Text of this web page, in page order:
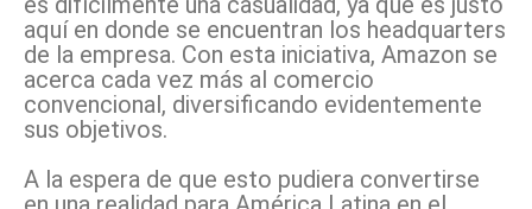
aquí en donde se encuentran los headquarters
de la empresa. Con esta iniciativa, Amazon se
acerca cada vez más al comercio
convencional, diversificando evidentemente
sus objetivos.
A la espera de que esto pudiera convertirse